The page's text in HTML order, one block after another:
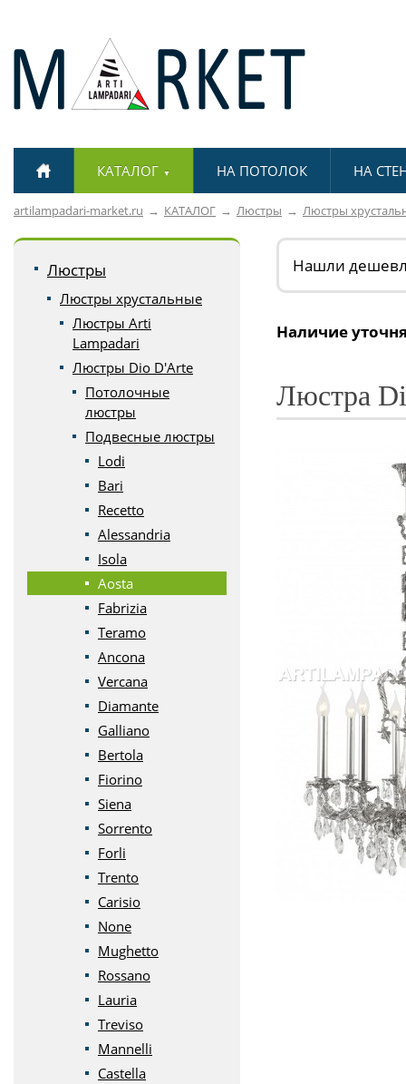
КАТАЛОГ ▼ НА ПОТОЛОК НА
artilampadari-market.ru КАТАЛОГ Люстры Люстры
Люстры
Люстры хрустальные
Люстры Arti
Lampadari
Люстры Dio D'Arte
Потолочные
люстры
Подвесные люстры
Lodi
Bari
Recetto
Alessandria
Isola
Aosta
Fabrizia
Teramo
Ancona
Vercana
Diamante
Galliano
Bertola
Fiorino
Siena
Sorrento
Forli
Trento
Carisio
None
Mughetto
Rossano
Lauria
Treviso
Mannelli
Castella
Нашли
Наличие
Люстра